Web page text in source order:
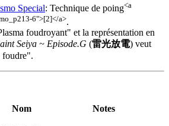
Special: Technique de poing<a
6">[2]</a>.
foudroyant" et la représentation en
Seiya ~ Episode.G (雷光放電) veut
foudre".
Nom Notes